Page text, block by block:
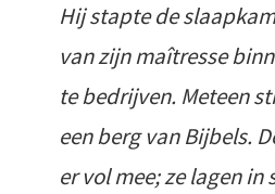
Hij stapte de
van zijn maîtresse
te bedrijven. Meteen
een berg van Bijbels.
er vol mee; ze lagen in